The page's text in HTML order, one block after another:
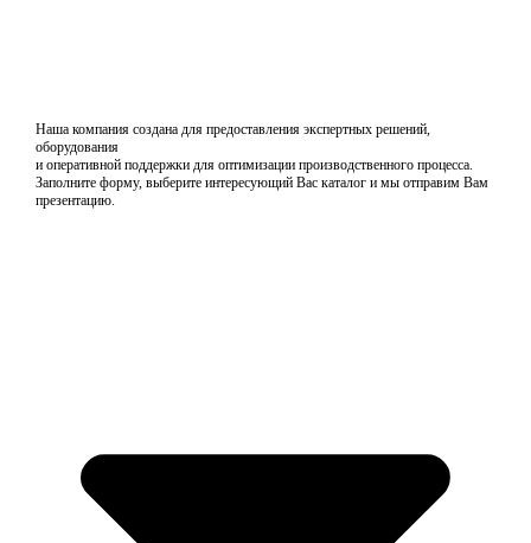
Наша компания создана для предоставления экспертных решений,
оборудования
и оперативной поддержки для оптимизации производственного процесса.
Заполните форму, выберите интересующий Вас каталог и мы отправим Вам
презентацию.